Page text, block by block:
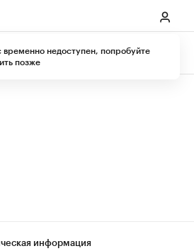
подписку
информация
временно недоступен, попробуйте
позже